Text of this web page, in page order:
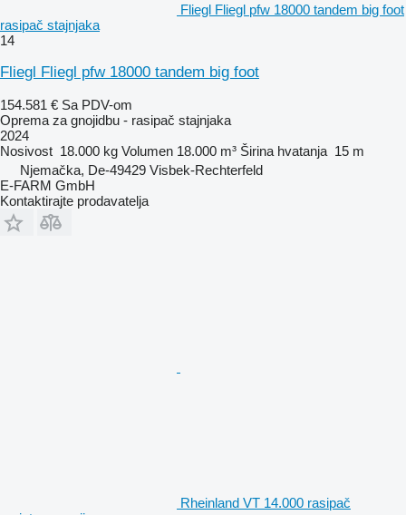
Fliegl Fliegl pfw 18000 tandem big foot
rasipač stajnjaka
14
Fliegl Fliegl pfw 18000 tandem big foot
154.581 € Sa PDV-om
Oprema za gnojidbu - rasipač stajnjaka
2024
Nosivost 18.000 kg Volumen 18.000 m³ Širina hvatanja 15 m
Njemačka, De-49429 Visbek-Rechterfeld
E-FARM GmbH
Kontaktirajte prodavatelja
Rheinland VT 14.000 rasipač